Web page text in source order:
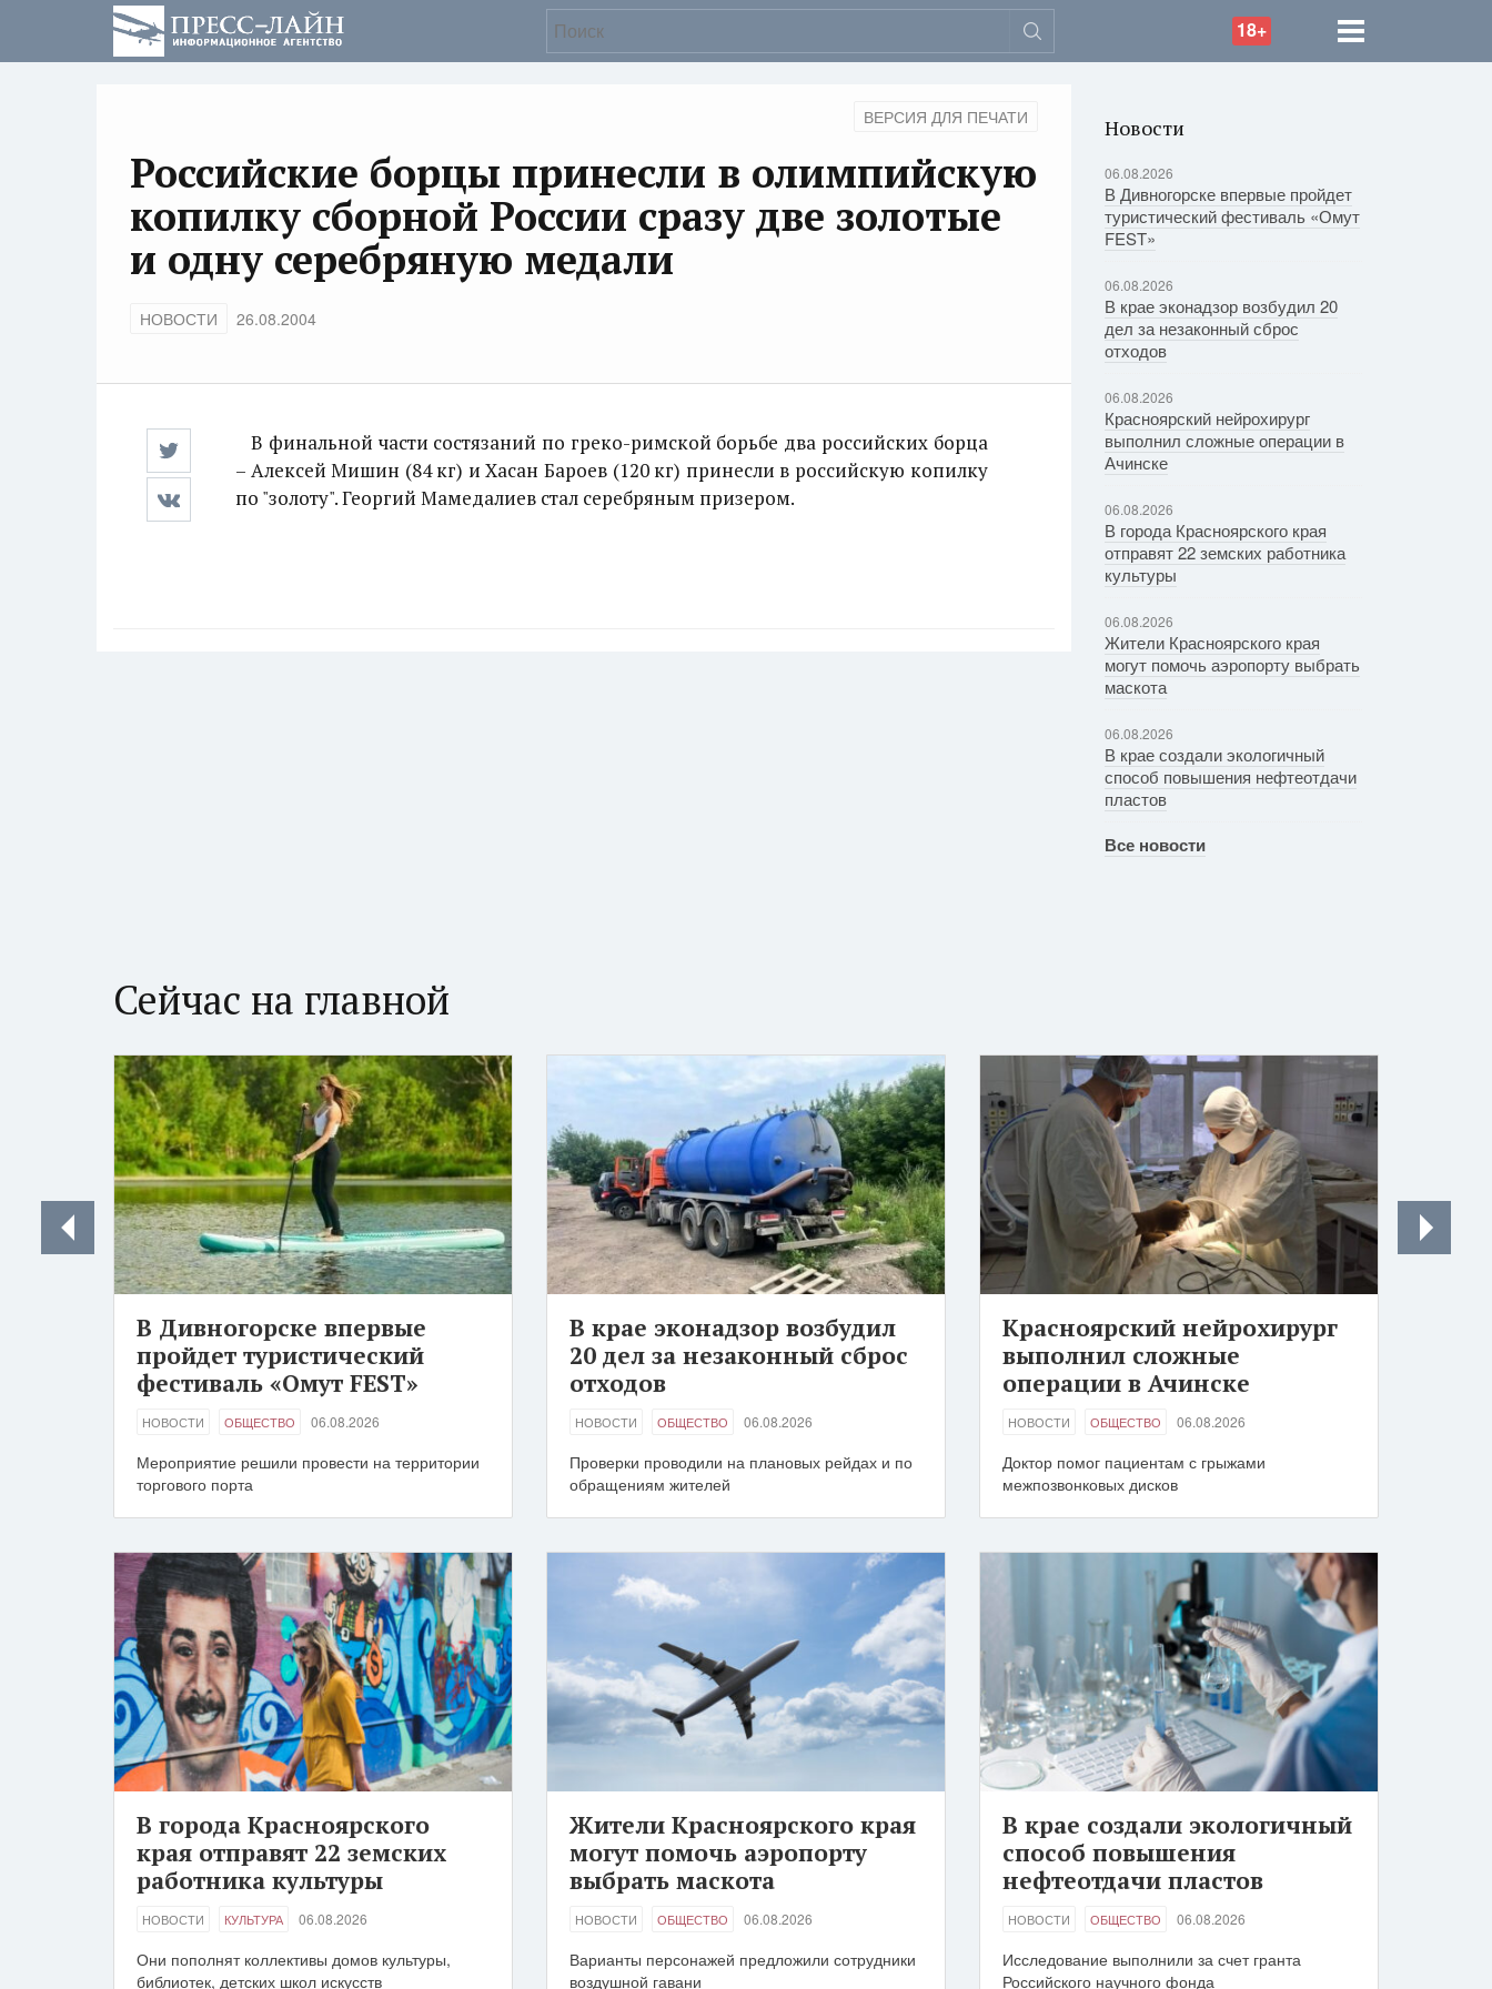
18+
ВЕРСИЯ ДЛЯ ПЕЧАТИ
Российские борцы принесли в олимпийскую
копилку сборной России сразу две золотые
и одну серебряную медали
НОВОСТИ 26.08.2004
В финальной части состязаний по греко-римской борьбе два российских борца
– Алексей Мишин (84 кг) и Хасан Бароев (120 кг) принесли в российскую копилку
по "золоту". Георгий Мамедалиев стал серебряным призером.
Новости
06.08.2026
В Дивногорске впервые пройдет
туристический фестиваль «Омут
FEST»
06.08.2026
В крае эконадзор возбудил 20
дел за незаконный сброс
отходов
06.08.2026
Красноярский нейрохирург
выполнил сложные операции в
Ачинске
06.08.2026
В города Красноярского края
отправят 22 земских работника
культуры
06.08.2026
Жители Красноярского края
могут помочь аэропорту выбрать
маскота
06.08.2026
В крае создали экологичный
способ повышения нефтеотдачи
пластов
Все новости
Сейчас на главной
В Дивногорске впервые
пройдет туристический
фестиваль «Омут FEST»
НОВОСТИ ОБЩЕСТВО 06.08.2026
Мероприятие решили провести на территории
торгового порта
В крае эконадзор возбудил
20 дел за незаконный сброс
отходов
НОВОСТИ ОБЩЕСТВО 06.08.2026
Проверки проводили на плановых рейдах и по
обращениям жителей
Красноярский нейрохирург
выполнил сложные
операции в Ачинске
НОВОСТИ ОБЩЕСТВО 06.08.2026
Доктор помог пациентам с грыжами
межпозвонковых дисков
В города Красноярского
края отправят 22 земских
работника культуры
НОВОСТИ КУЛЬТУРА 06.08.2026
Они пополнят коллективы домов культуры,
библиотек, детских школ искусств
Жители Красноярского края
могут помочь аэропорту
выбрать маскота
НОВОСТИ ОБЩЕСТВО 06.08.2026
Варианты персонажей предложили сотрудники
воздушной гавани
В крае создали экологичный
способ повышения
нефтеотдачи пластов
НОВОСТИ ОБЩЕСТВО 06.08.2026
Исследование выполнили за счет гранта
Российского научного фонда